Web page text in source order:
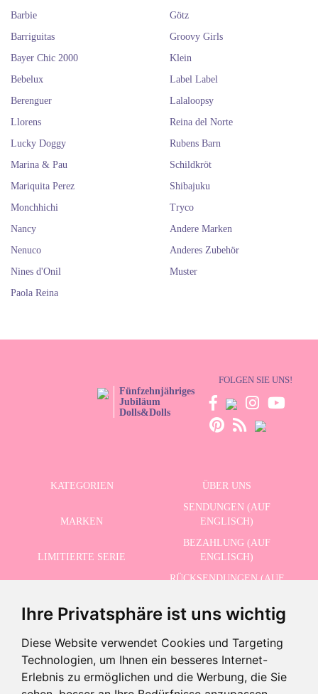
Ihre Privatsphäre ist uns wichtig
Diese Website verwendet Cookies und Targeting
Technologien, um Ihnen ein besseres Internet-
Erlebnis zu ermöglichen und die Werbung, die Sie
Barbie
Barriguitas
Bayer Chic 2000
Bebelux
Berenguer
Götz
Groovy Girls
Klein
Label Label
Lalaloopsy
Llorens
Lucky Doggy
Marina & Pau
Mariquita Perez
Monchhichi
Nancy
Nenuco
Nines d'Onil
Paola Reina
Reina del Norte
Rubens Barn
Schildkröt
Shibajuku
Tryco
Andere Marken
Anderes Zubehör
Muster
Fünfzehnjähriges
Jubiläum
Dolls&Dolls
FOLGEN SIE UNS!
KATEGORIEN ÜBER UNS
MARKEN
SENDUNGEN (AUF
ENGLISCH)
LIMITIERTE SERIE
BEZAHLUNG (AUF
ENGLISCH)
RÜCKSENDUNGEN (AUF
SCHLUSSVERKAUF
KONTAKT
ERHALTEN SIE UNSERE NEUESTEN NACHRICHTEN AUF ENGLISCH